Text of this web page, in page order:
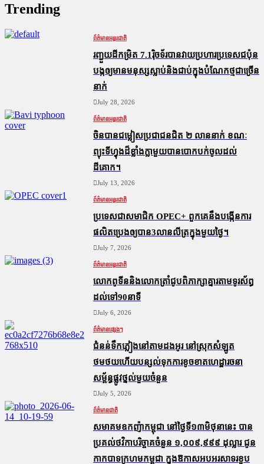
Trending
ព័ត៌មានអន្តរជាតិ
រញ្ជួយដីកម្រិត​ 7.1រ៉ិចទ័របានវាយប្រហារប្រទេសជប៉ុន
បង្កឲ្យមានមនុស្សស្លាប់​និង​ជាប់ក្នុងបំណែកថ្មជាច្រើន
នាក់
July 28, 2026
ព័ត៌មានអន្តរជាតិ
ចិនបានជម្លៀសប្រជាជនជិត ២ លាននាក់ ខណៈ
ព្យុះទីហ្វុងដ៏ខ្លាំងក្លាមួយបានបោកបក់ចូលដល់
ដីគោក។
July 13, 2026
ព័ត៌មានអន្តរជាតិ
ប្រទេសជាសមាជិក OPEC+​ ពួកគេនឹងបង្កើនការ
ផលិតប្រេងឲ្យបាន3លានលីត្រក្នុងមួយថ្ងៃ។
July 7, 2026
ព័ត៌មានអន្តរជាតិ
លោកពូទីននិងលោកត្រាំជូបពិភាក្សាគ្នារតាមទូរស័ព្ធ
ដល់ទៅ90នាទី
July 6, 2026
ព័ត៌មានផ្សេងៗ
ជំនន់​ទឹកភ្លៀង​នៅ​តាម​ដងអូរ​ នៅ​ស្រុក​សំឡូត​
ថមថយ​ហើយ​បន្សល់​ទុក​ការ​ខូចខាត​ហេដ្ឋារចនា
សម្ព័ន្ធ​ផ្លូវថ្នល់​មួយ​ចំនួន
July 5, 2026
ព័ត៌មានជាតិ
សមាគមឧកញ៉ាកម្ពុជា នៅថ្ងៃទី១៣មិថុនានេះ បាន
ប្រគល់ថវិកាបរិច្ចាគចំនួន ១,០០៩,៩៩៩ ដុល្លារ ជូន
កាកបាទក្រហមកម្ពុជា ក្នុងឱកាសអបអរសាទរខួប